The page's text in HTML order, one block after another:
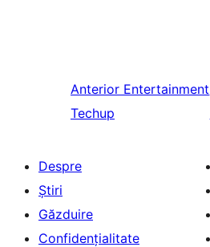
Anterior Entertainment
Techup
Despre
Știri
Găzduire
Confidențialitate